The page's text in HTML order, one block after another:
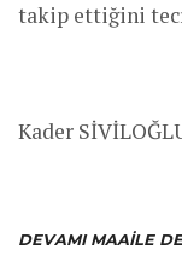
takip ettiğini
Kader
DEVAMI MAAILE